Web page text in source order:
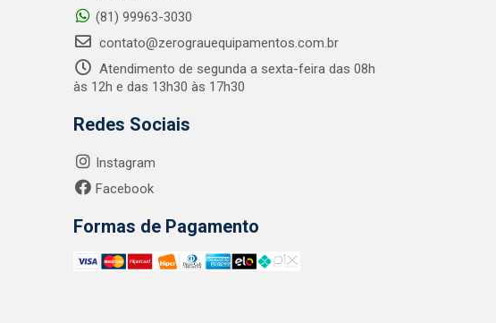
(81) 99963-3030
contato@zerograuequipamentos.com.br
Atendimento de segunda a sexta-feira das 08h
às 12h e das 13h30 às 17h30
Redes Sociais
Instagram
Facebook
Formas de Pagamento